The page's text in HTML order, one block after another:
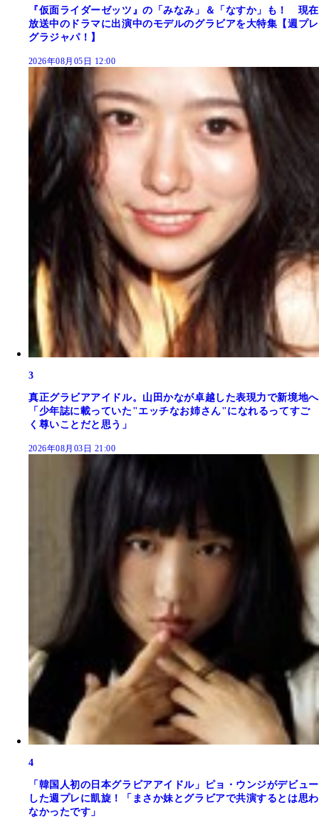
『仮面ライダーゼッツ』の「みなみ」＆「なすか」も！ 現在
放送中のドラマに出演中のモデルのグラビアを大特集【週プレ
グラジャパ！】
2026年08月05日 12:00
3
真正グラビアアイドル。山田かなが卓越した表現力で新境地へ
「少年誌に載っていた"エッチなお姉さん"になれるってすご
く尊いことだと思う」
2026年08月03日 21:00
4
「韓国人初の日本グラビアアイドル」ピョ・ウンジがデビュー
した週プレに凱旋！「まさか妹とグラビアで共演するとは思わ
なかったです」